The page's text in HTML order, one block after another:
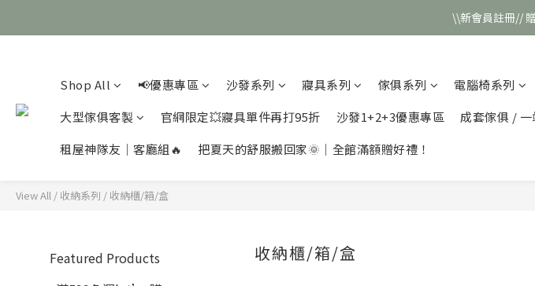
\\新會員註冊//
\\新會員註冊//
\\新會員註冊//
Shop All 📢優惠專區 沙發系列 寢具系列 傢俱系列 電腦椅系列
大型傢俱客製
官網限定💥寢具單件再打95折 沙發1+2+3優惠專區 成套傢俱 /
租屋神隊友｜客廳組🔥
把夏天的舒服搬回家🌞｜全館滿額贈好禮！
View All / 收納系列 / 收納櫃/箱/盒
Featured Products
收納櫃/箱/盒